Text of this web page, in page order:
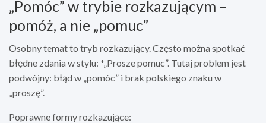
„Pomóc” w trybie rozkazującym –
pomóż, a nie „pomuc”
Osobny temat to tryb rozkazujący. Często można spotkać
błędne zdania w stylu: *„Prosze pomuc”. Tutaj problem jest
podwójny: błąd w „pomóc” i brak polskiego znaku w
„proszę”.
Poprawne formy rozkazujące: